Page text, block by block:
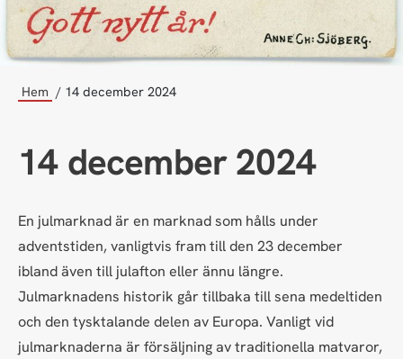
Hem 14 december 2024
14 december 2024
En julmarknad är en marknad som hålls under
adventstiden, vanligtvis fram till den 23 december
ibland även till julafton eller ännu längre.
Julmarknadens historik går tillbaka till sena medeltiden
och den tysktalande delen av Europa. Vanligt vid
julmarknaderna är försäljning av traditionella matvaror,